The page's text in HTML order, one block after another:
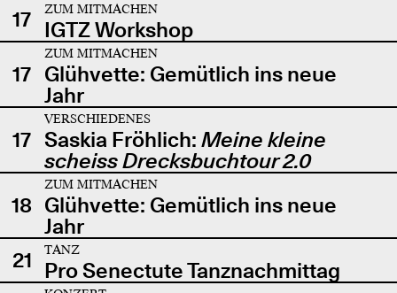
17
ZUM MITMACHEN
IGTZ Workshop
17
ZUM MITMACHEN
Glühvette: Gemütlich ins neue
Jahr
17
VERSCHIEDENES
Saskia Fröhlich: Meine kleine
scheiss Drecksbuchtour 2.0
18
ZUM MITMACHEN
Glühvette: Gemütlich ins neue
Jahr
21
TANZ
Pro Senectute Tanznachmittag